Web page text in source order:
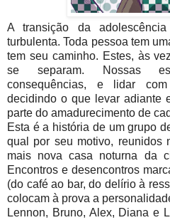
A transição da
turbulenta. Toda pessoa tem
tem seu caminho. Estes, às
se separam. Nossas
consequências, e lidar
decidindo o que levar adiante
parte do amadurecimento de
Esta é a história de um grupo
qual por seu motivo, reunidos
mais nova casa noturna da
Encontros e desencontros
(do café ao bar, do delírio à
colocam à prova a
Lennon, Bruno, Alex, Diana e